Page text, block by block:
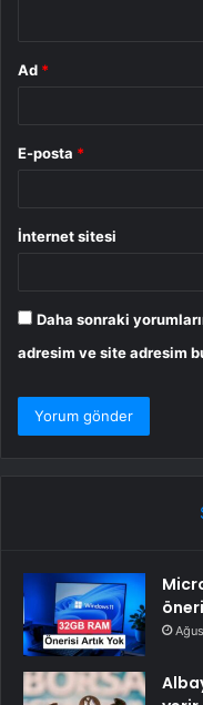
Ad *
E-posta *
İnternet sitesi
Daha sonraki
adresim ve site adresim